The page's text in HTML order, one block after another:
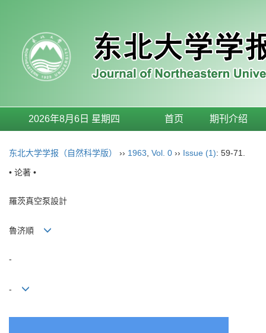
2026年8月6日 星期四 首页 期刊介绍
东北大学学报（自然科学版） ›› 1963 Vol. 0 ›› Issue (1): 59-71.
• 论著 •
羅茨真空泵設計
魯济順
-
-